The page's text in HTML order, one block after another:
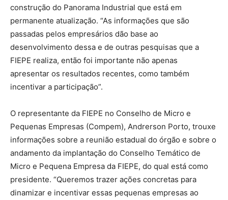
construção do Panorama Industrial que está em
permanente atualização. “As informações que são
passadas pelos empresários dão base ao
desenvolvimento dessa e de outras pesquisas que a
FIEPE realiza, então foi importante não apenas
apresentar os resultados recentes, como também
incentivar a participação”.
O representante da FIEPE no Conselho de Micro e
Pequenas Empresas (Compem), Andrerson Porto, trouxe
informações sobre a reunião estadual do órgão e sobre o
andamento da implantação do Conselho Temático de
Micro e Pequena Empresa da FIEPE, do qual está como
presidente. “Queremos trazer ações concretas para
dinamizar e incentivar essas pequenas empresas ao